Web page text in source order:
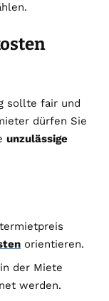
sollte fair und
dürfen Sie
unzulässige
orientieren.
der Miete
werden.